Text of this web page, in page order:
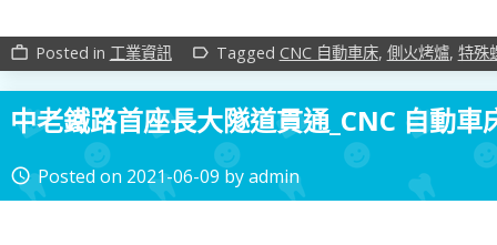
work_outline Posted in 工業資訊 label_outline Tagged CNC 自動車床, 側火烤爐, 特殊
中老鐵路首座長大隧道貫通_CNC 自動車
access_time Posted on 2021-06-09 byadmin